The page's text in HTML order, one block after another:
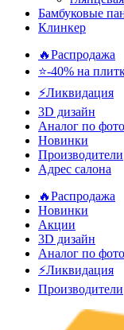
Бамбуковые
Клинкер
🔥Распродажа
⭐-40% на
⚡️Ликвидация
3D дизайн
Аналог по фото
Новинки
Производители
Адрес салона
🔥Распродажа
Новинки
Акции
3D дизайн
Аналог по фото
⚡Ликвидация
Производители